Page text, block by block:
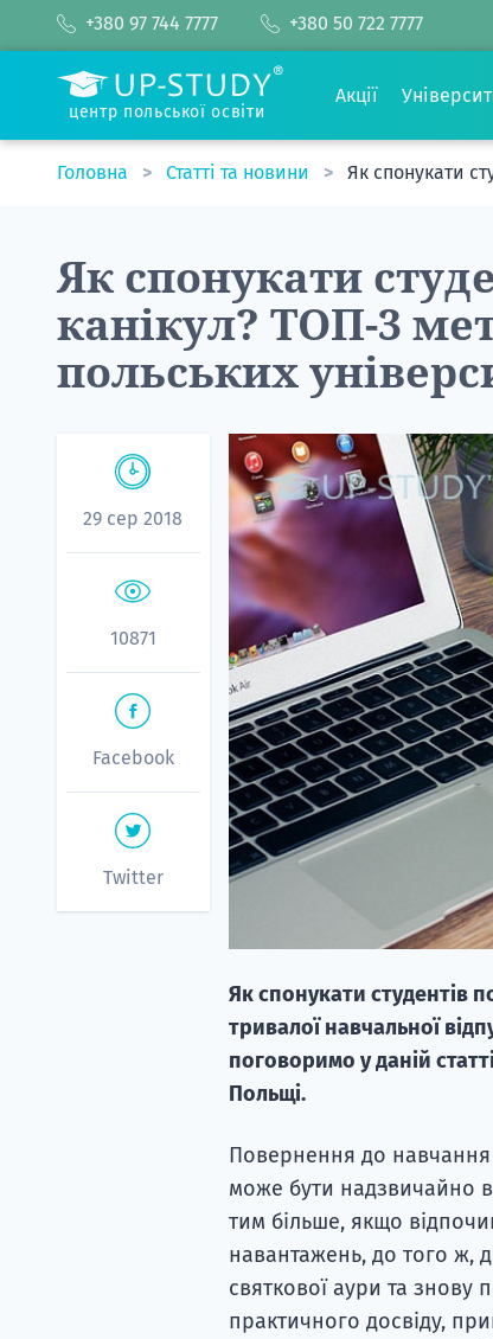
+380 97 744 7777 +380 50 722 7777
центр польської освіти
Акції
Головна Статті та новини Як спонукати
Як спонукати
канікул? ТОП-3
польських
29 сер 2018
10871
Facebook
Twitter
Як спонукати студентів
тривалої навчальної
поговоримо у даній
Польщі.
Повернення до навчання
може бути надзвичайно
тим більше, якщо
навантажень, до того ж,
святкової аури та
практичного досвіду,